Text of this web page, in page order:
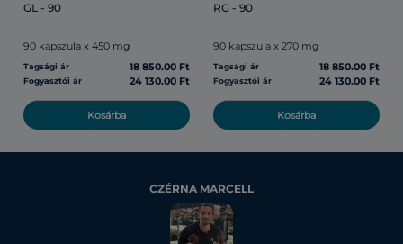
GL - 90
90 kapszula x 450 mg
Tagsági ár 18 850.00 Ft
Fogyasztói ár 24 130.00 Ft
Kosárba
RG - 90
90 kapszula x 270 mg
Tagsági ár 18 850.00 Ft
Fogyasztói ár 24 130.00 Ft
Kosárba
CZÉRNA MARCELL